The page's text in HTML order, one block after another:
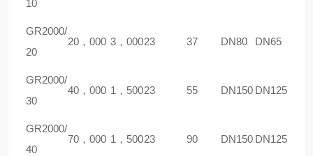
10
GR2000/
20
20，000 3，00023 37 DN80 DN65
GR2000/
30
40，000 1，50023 55 DN150 DN125
GR2000/
40
70，000 1，50023 90 DN150 DN125